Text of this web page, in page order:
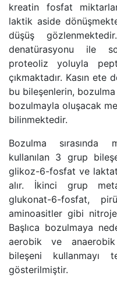
kreatin fosfat
laktik aside
düşüş
denatürasyonu ile
proteoliz yoluyla
çıkmaktadır. Kasın ete
bu bileşenlerin,
bozulmayla oluşacak
bilinmektedir.
Bozulma sırasında
kullanılan 3 grup
glikoz-6-fosfat ve
alır. İkinci grup
glukonat-6-fosfat,
aminoasitler gibi
Başlıca bozulmaya
aerobik ve
bileşeni
gösterilmiştir.